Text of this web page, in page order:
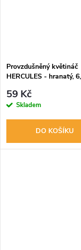
Provzdušněný květináč
HERCULES - hranatý,
59 Kč
Skladem
DO KOŠÍKU